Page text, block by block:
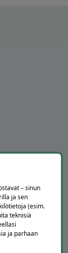
– sinun
ja sen
(esim.
teknisiä
ja parhaan